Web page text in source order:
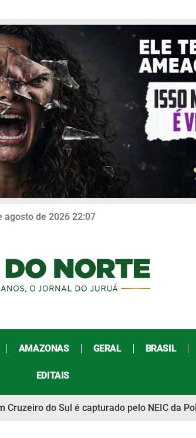
agosto de 2026 22:07
AMAZONAS GERAL BRASIL
EDITAIS
do Sul é capturado pelo NEIC da